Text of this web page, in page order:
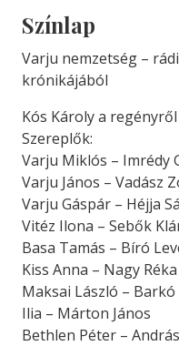
Színlap
Varju nemzetség –
krónikájából
Kós Károly a
Szereplők:
Varju Miklós – Imrédy
Varju János – Vadász
Varju Gáspár – Héjja
Vitéz Ilona – Sebők
Basa Tamás – Bíró
Kiss Anna – Nagy Réka
Maksai László –
Ilia – Márton János
Bethlen Péter –